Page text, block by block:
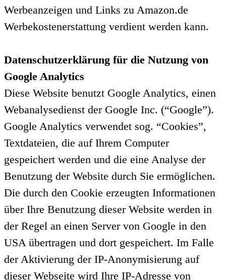
Werbeanzeigen und Links zu Amazon.de
Werbekostenerstattung verdient werden kann.
Datenschutzerklärung für die Nutzung von
Google Analytics
Diese Website benutzt Google Analytics, einen
Webanalysedienst der Google Inc. (“Google”).
Google Analytics verwendet sog. “Cookies”,
Textdateien, die auf Ihrem Computer
gespeichert werden und die eine Analyse der
Benutzung der Website durch Sie ermöglichen.
Die durch den Cookie erzeugten Informationen
über Ihre Benutzung dieser Website werden in
der Regel an einen Server von Google in den
USA übertragen und dort gespeichert. Im Falle
der Aktivierung der IP-Anonymisierung auf
dieser Webseite wird Ihre IP-Adresse von